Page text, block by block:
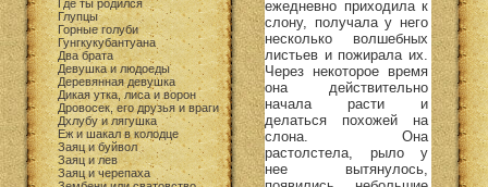
Где ты родился
Глупцы
Горные голуби
Гунгкукубантуана
Два брата
Девушка и людоеды
Деревянная девушка
Дикая утка, лиса и ворон
Дровосек, его друзья и враги
Дхлубу и лягушка
Еж и шакал в колодце
Заяц и буйвол
Заяц и лев
Заяц и черепаха
ежедневно приходила к
слону, получала у него
несколько волшебных
листьев и пожирала их.
Через некоторое время
она действительно
начала расти и
делаться похожей на
слона. Она
растолстела, рыло у
нее вытянулось,